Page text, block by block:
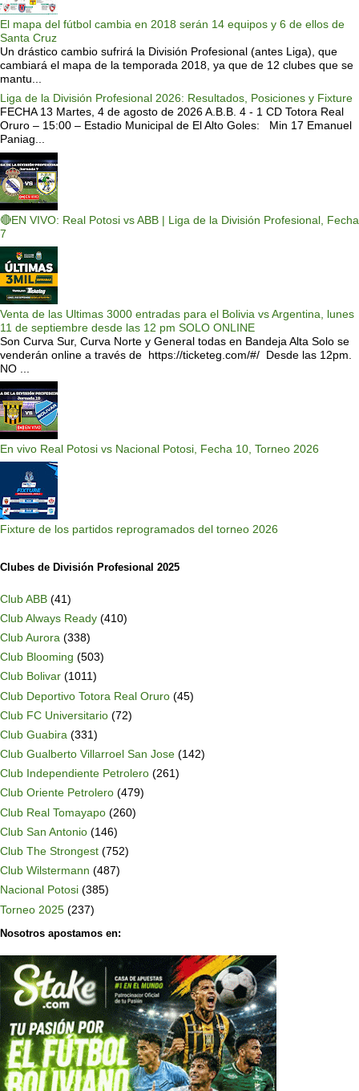
El mapa del fútbol cambia en 2018 serán 14 equipos y 6 de ellos de
Santa Cruz
Un drástico cambio sufrirá la División Profesional (antes Liga), que
cambiará el mapa de la temporada 2018, ya que de 12 clubes que se
mantu...
Liga de la División Profesional 2026: Resultados, Posiciones y Fixture
FECHA 13 Martes, 4 de agosto de 2026 A.B.B. 4 - 1 CD Totora Real
Oruro – 15:00 – Estadio Municipal de El Alto Goles: Min 17 Emanuel
Paniag...
🔴EN VIVO: Real Potosi vs ABB | Liga de la División Profesional, Fecha
7
Venta de las Ultimas 3000 entradas para el Bolivia vs Argentina, lunes
11 de septiembre desde las 12 pm SOLO ONLINE
Son Curva Sur, Curva Norte y General todas en Bandeja Alta Solo se
venderán online a través de https://ticketeg.com/#/ Desde las 12pm.
NO ...
En vivo Real Potosi vs Nacional Potosi, Fecha 10, Torneo 2026
Fixture de los partidos reprogramados del torneo 2026
Clubes de División Profesional 2025
Club ABB (41)
Club Always Ready (410)
Club Aurora (338)
Club Blooming (503)
Club Bolivar (1011)
Club Deportivo Totora Real Oruro (45)
Club FC Universitario (72)
Club Guabira (331)
Club Gualberto Villarroel San Jose (142)
Club Independiente Petrolero (261)
Club Oriente Petrolero (479)
Club Real Tomayapo (260)
Club San Antonio (146)
Club The Strongest (752)
Club Wilstermann (487)
Nacional Potosi (385)
Torneo 2025 (237)
Nosotros apostamos en: